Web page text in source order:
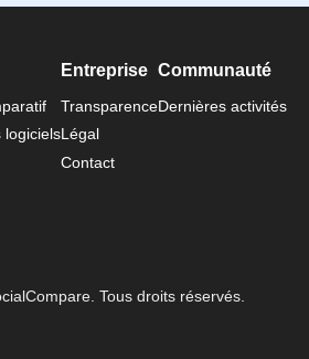
logiciels
Entreprise
Transparence
Légal
Contact
Communauté
Dernières activités
Tous droits réservés.